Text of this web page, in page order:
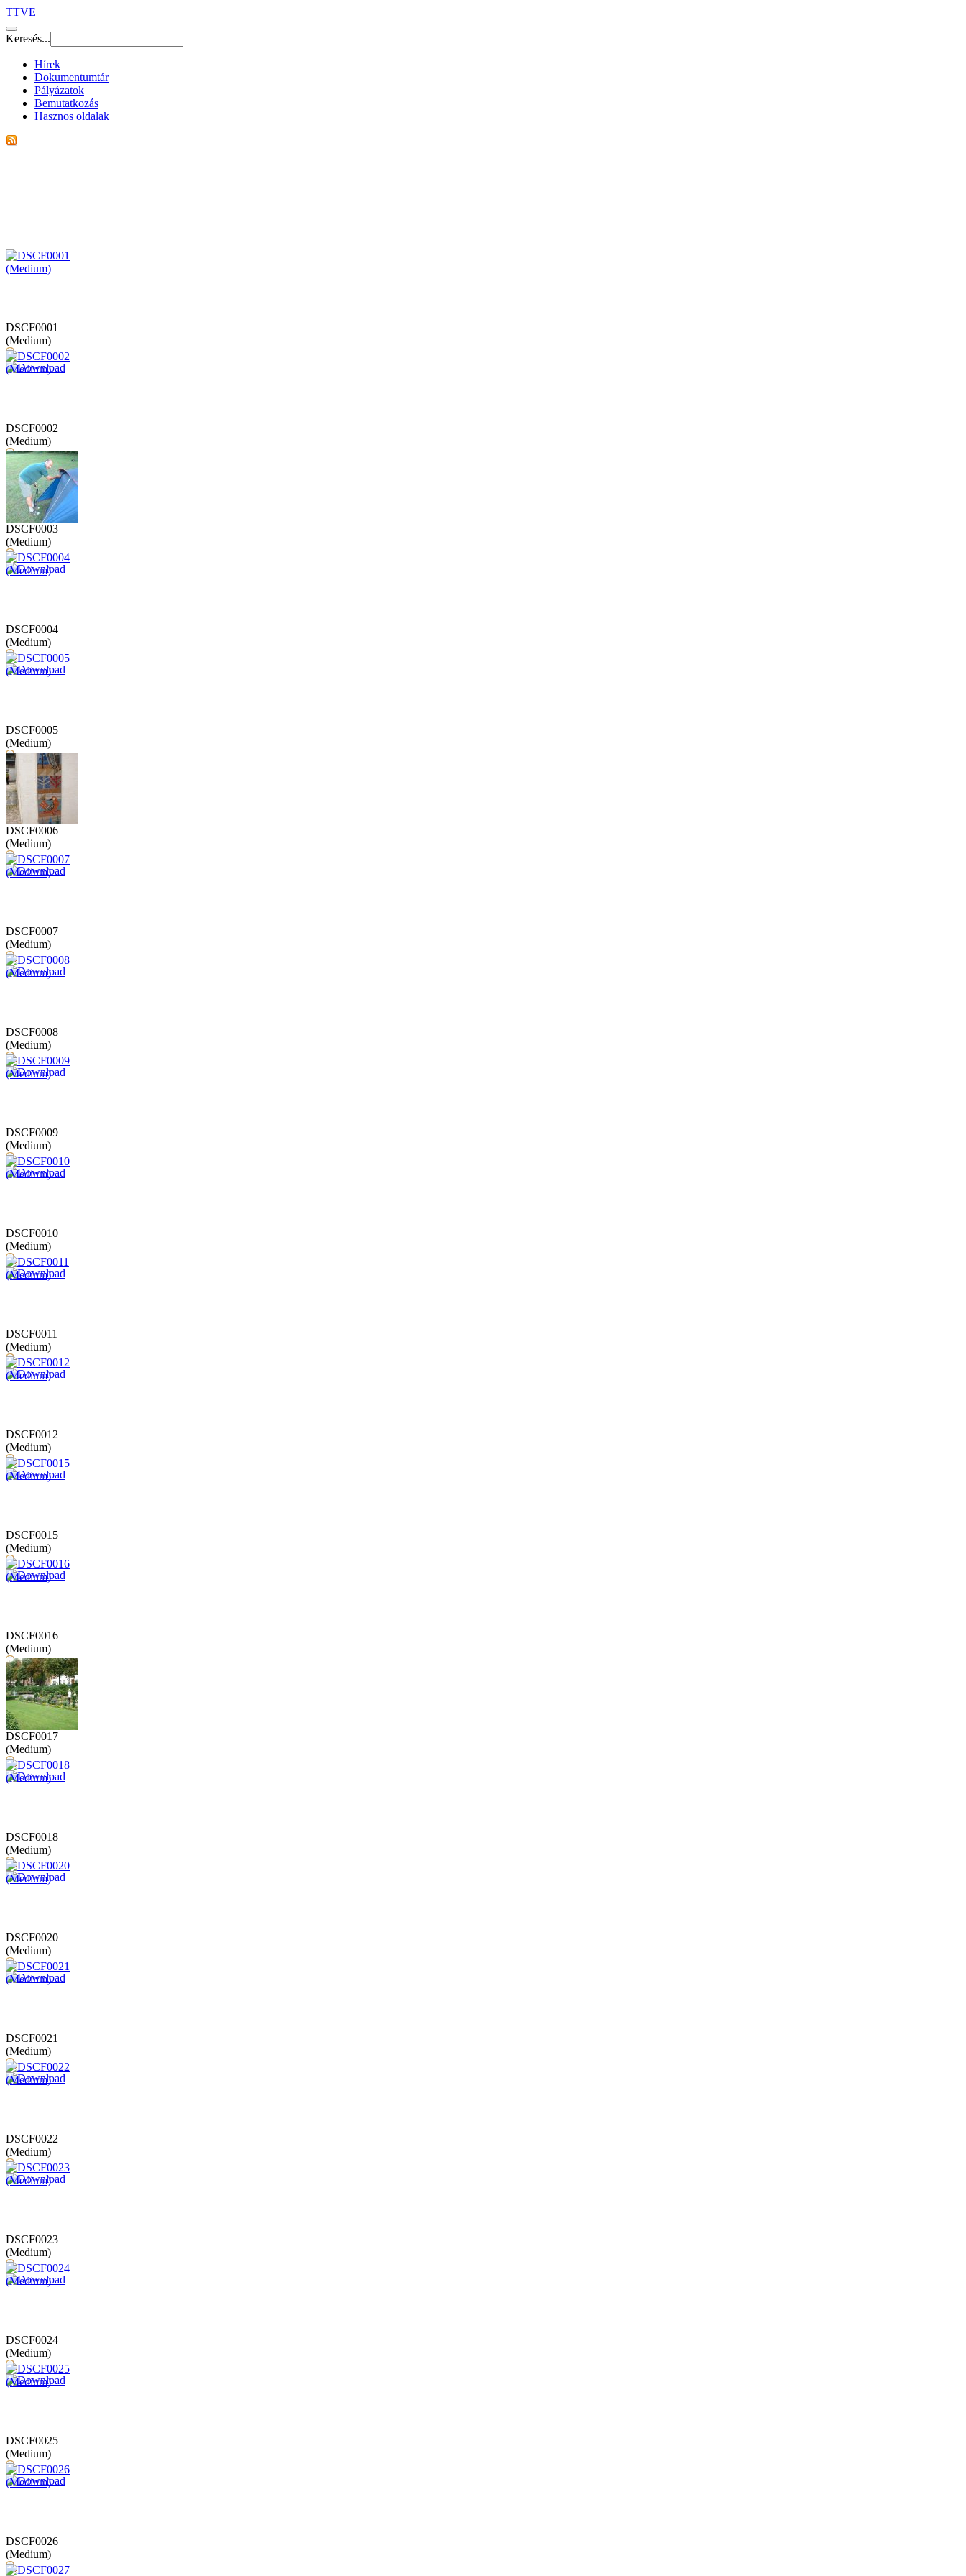
TTVE
Keresés...
Hírek
Dokumentumtár
Pályázatok
Bemutatkozás
Hasznos oldalak
DSCF0001
(Medium)
DSCF0002
(Medium)
DSCF0003
(Medium)
DSCF0004
(Medium)
DSCF0005
(Medium)
DSCF0006
(Medium)
DSCF0007
(Medium)
DSCF0008
(Medium)
DSCF0009
(Medium)
DSCF0010
(Medium)
DSCF0011
(Medium)
DSCF0012
(Medium)
DSCF0015
(Medium)
DSCF0016
(Medium)
DSCF0017
(Medium)
DSCF0018
(Medium)
DSCF0020
(Medium)
DSCF0021
(Medium)
DSCF0022
(Medium)
DSCF0023
(Medium)
DSCF0024
(Medium)
DSCF0025
(Medium)
DSCF0026
(Medium)